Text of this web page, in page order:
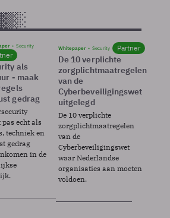
Security
als
- maak
gedrag
pas echt als
techniek en
gedrag
in de
Whitepaper Security Partner
De 10 verplichte
zorgplichtmaatregelen
van de
Cyberbeveiligingswet
uitgelegd
De 10 verplichte
zorgplichtmaatregelen
van de
Cyberbeveiligingswet
waar Nederlandse
organisaties aan moeten
voldoen.